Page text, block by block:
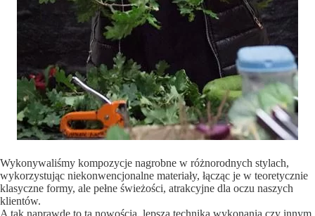
Wykonywaliśmy kompozycje nagrobne w różnorodnych stylach,
wykorzystując niekonwencjonalne materiały, łącząc je w teoretycznie
klasyczne formy, ale pełne świeżości, atrakcyjne dla oczu naszych
klientów.
A tak naprawdę to tą nowością, lepszą techniką wykonania czy innym